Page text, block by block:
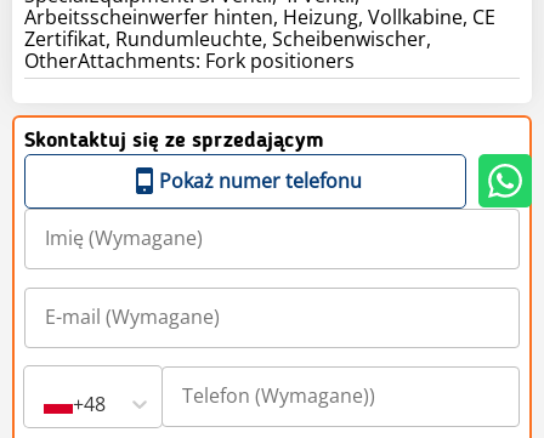
Arbeitsscheinwerfer hinten, Heizung, Vollkabine, CE
Zertifikat, Rundumleuchte, Scheibenwischer,
OtherAttachments: Fork positioners
Skontaktuj się ze sprzedającym
Pokaż numer telefonu
+48